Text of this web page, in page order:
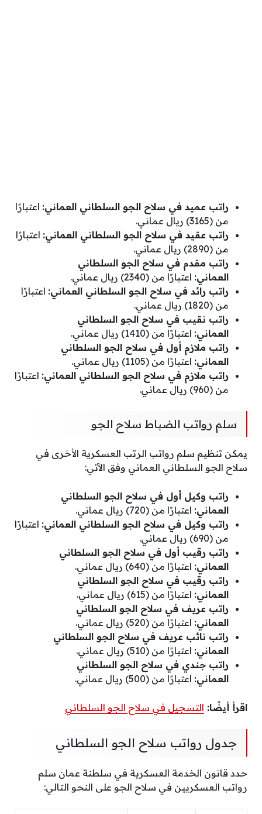
راتب عميد في سلاح الجو السلطاني العماني: اعتبارًا
من (3165) ريال عماني.
راتب عقيد في سلاح الجو السلطاني العماني: اعتبارًا
من (2890) ريال عماني.
راتب مقدم في سلاح الجو السلطاني
العماني: اعتبارًا من (2340) ريال عماني.
راتب رائد في سلاح الجو السلطاني العماني: اعتبارًا
من (1820) ريال عماني.
راتب نقيب في سلاح الجو السلطاني
العماني: اعتبارًا من (1410) ريال عماني.
راتب ملازم أول في سلاح الجو السلطاني
العماني: اعتبارًا من (1105) ريال عماني.
راتب ملازم في سلاح الجو السلطاني العماني: اعتبارًا
من (960) ريال عماني.
سلم رواتب الضباط سلاح الجو
يمكن تنظيم سلم رواتب الرتب العسكرية الأخرى في
سلاح الجو السلطاني العماني وفق الآتي:
راتب وكيل أول في سلاح الجو السلطاني
العماني: اعتبارًا من (720) ريال عماني.
راتب وكيل في سلاح الجو السلطاني العماني: اعتبارًا
من (690) ريال عماني.
راتب رقيب أول في سلاح الجو السلطاني
العماني: اعتبارًا من (640) ريال عماني.
راتب رقيب في سلاح الجو السلطاني
العماني: اعتبارًا من (615) ريال عماني.
راتب عريف في سلاح الجو السلطاني
العماني: اعتبارًا من (520) ريال عماني.
راتب نائب عريف في سلاح الجو السلطاني
العماني: اعتبارًا من (510) ريال عماني.
راتب جندي في سلاح الجو السلطاني
العماني: اعتبارًا من (500) ريال عماني.
اقرأ أيضًا: التسجيل في سلاح الجو السلطاني
جدول رواتب سلاح الجو السلطاني
حدد قانون الخدمة العسكرية في سلطنة عمان سلم
رواتب العسكريين في سلاح الجو على النحو التالي: